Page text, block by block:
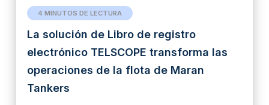
4 MINUTOS DE LECTURA
La solución de Libro de registro
electrónico TELSCOPE transforma las
operaciones de la flota de Maran
Tankers